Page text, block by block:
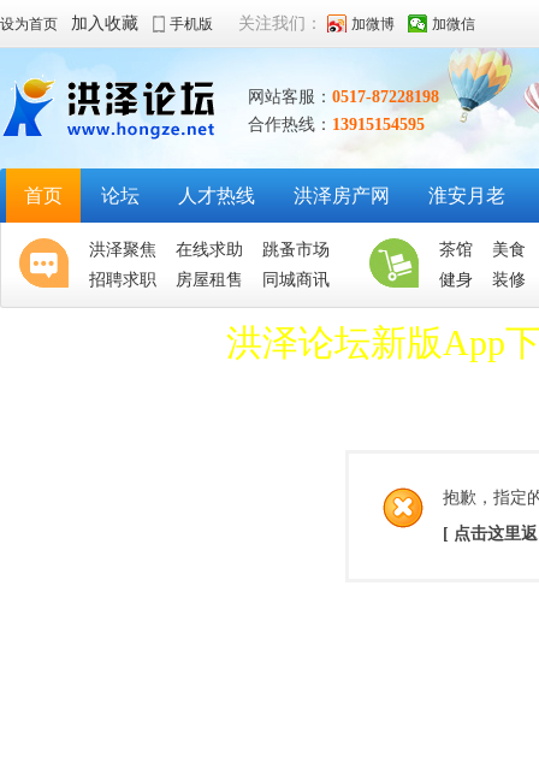
设为首页 加入收藏 手机版 关注我们： 加微博 加微信
网站客服： 0517-87228198
合作热线： 13915154595
首页 论坛 人才热线 洪泽房产网 淮安月老
洪泽聚焦 在线求助
跳蚤市场
招聘求职
房屋租售 同城商讯
茶馆
美食
健身
装修
洪泽论坛新版App
抱歉，指定
[ 点击这里